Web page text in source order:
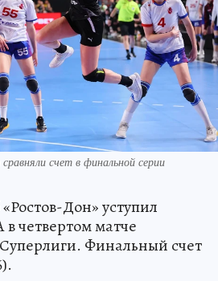
счет в финальной серии
Дон» уступил
четвертом матче
Финальный счет